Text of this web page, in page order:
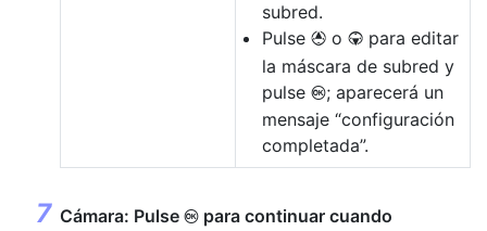
subred.
Pulse 1 o 3 para editar
la máscara de subred y
pulse J; aparecerá un
mensaje “configuración
completada”.
Cámara: Pulse J para continuar cuando